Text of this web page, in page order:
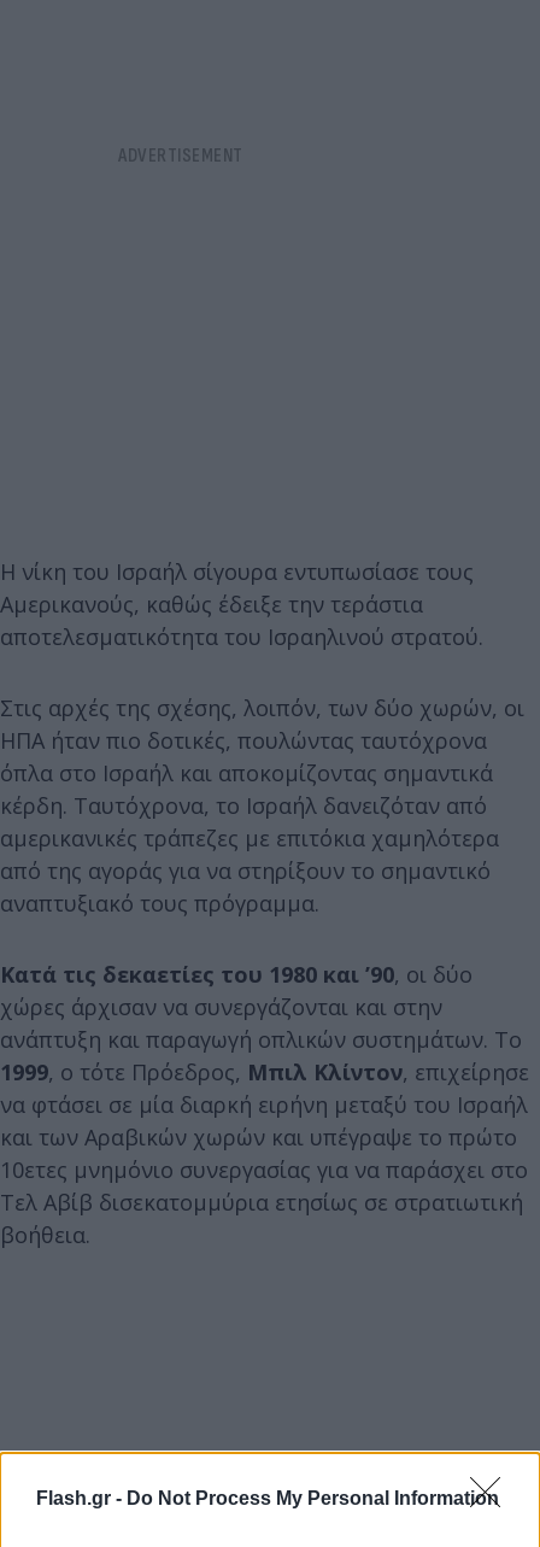
Flash.gr - Do Not Process My Personal Information
Η νίκη του Ισραήλ σίγουρα εντυπωσίασε τους
Αμερικανούς, καθώς έδειξε την τεράστια
αποτελεσματικότητα του Ισραηλινού στρατού.
Στις αρχές της σχέσης, λοιπόν, των δύο χωρών, οι
ΗΠΑ ήταν πιο δοτικές, πουλώντας ταυτόχρονα
όπλα στο Ισραήλ και αποκομίζοντας σημαντικά
κέρδη. Ταυτόχρονα, το Ισραήλ δανειζόταν από
αμερικανικές τράπεζες με επιτόκια χαμηλότερα
από της αγοράς για να στηρίξουν το σημαντικό
αναπτυξιακό τους πρόγραμμα.
Κατά τις δεκαετίες του 1980 και ’90, οι δύο
χώρες άρχισαν να συνεργάζονται και στην
ανάπτυξη και παραγωγή οπλικών συστημάτων. Το
1999, ο τότε Πρόεδρος, Μπιλ Κλίντον, επιχείρησε
να φτάσει σε μία διαρκή ειρήνη μεταξύ του Ισραήλ
και των Αραβικών χωρών και υπέγραψε το πρώτο
10ετες μνημόνιο συνεργασίας για να παράσχει στο
Τελ Αβίβ δισεκατομμύρια ετησίως σε στρατιωτική
βοήθεια.